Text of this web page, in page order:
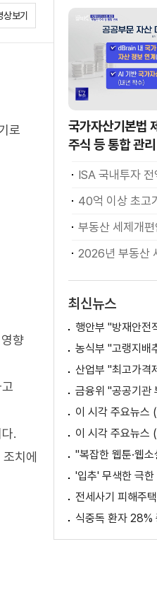
보기
로
향
.
치에
국가자산기본법
주식 등 통합 관리
최신뉴스
이 시각 주요뉴
이 시각 주요뉴